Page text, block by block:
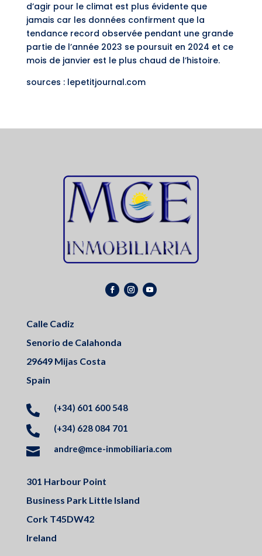
d’agir pour le climat est plus évidente que
jamais car les données confirment que la
tendance record observée pendant une grande
partie de l’année 2023 se poursuit en 2024 et ce
mois de janvier est le plus chaud de l’histoire.
sources : lepetitjournal.com
Calle Cadiz
Senorio de Calahonda
29649 Mijas Costa
Spain
 (+34) 601 600 548
 (+34) 628 084 701
 andre@mce-inmobiliaria.com
301 Harbour Point
Business Park Little Island
Cork T45DW42
Ireland